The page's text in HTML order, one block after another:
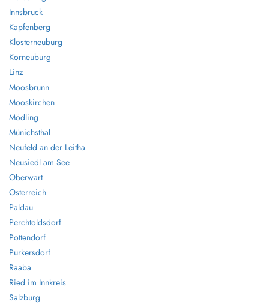
Innsbruck
Kapfenberg
Klosterneuburg
Korneuburg
Linz
Moosbrunn
Mooskirchen
Mödling
Münichsthal
Neufeld an der Leitha
Neusiedl am See
Oberwart
Osterreich
Paldau
Perchtoldsdorf
Pottendorf
Purkersdorf
Raaba
Ried im Innkreis
Salzburg